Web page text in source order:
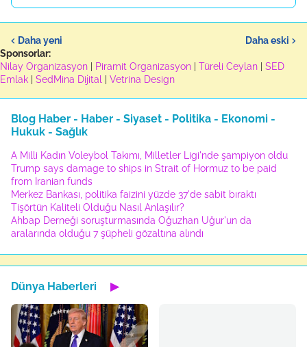
Daha yeni
Daha eski
Sponsorlar:
Nilay Organizasyon
Piramit Organizasyon Türeli Ceylan
SED
Emlak
SedMina Dijital Vetrina Design
Blog Haber - Haber - Siyaset - Politika - Ekonomi -
Hukuk - Sağlık
A Milli Kadın Voleybol Takımı, Milletler Ligi'nde şampiyon oldu
Trump says damage to ships in Strait of Hormuz to be paid
from Iranian funds
Merkez Bankası, politika faizini yüzde 37'de sabit bıraktı
Tişörtün Kaliteli Olduğu Nasıl Anlaşılır?
Ahbap Derneği soruşturmasında Oğuzhan Uğur'un da
aralarında olduğu 7 şüpheli gözaltına alındı
Dünya Haberleri ▶